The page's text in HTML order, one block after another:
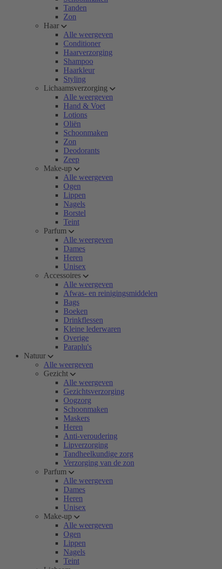
Tanden
Zon
Haar
Alle weergeven
Conditioner
Haarverzorging
Shampoo
Haarkleur
Styling
Lichaamsverzorging
Alle weergeven
Hand & Voet
Lotions
Oliën
Schoonmaken
Zon
Deodorants
Zeep
Make-up
Alle weergeven
Ogen
Lippen
Nagels
Borstel
Teint
Parfum
Alle weergeven
Dames
Heren
Unisex
Accessoires
Alle weergeven
Afwas- en reinigingsmiddelen
Bags
Boeken
Drinkflessen
Kleine lederwaren
Overige
Paraplu's
Natuur
Alle weergeven
Gezicht
Alle weergeven
Gezichtsverzorging
Oogzorg
Schoonmaken
Maskers
Heren
Anti-veroudering
Lipverzorging
Tandheelkundige zorg
Verzorging van de zon
Parfum
Alle weergeven
Dames
Heren
Unisex
Make-up
Alle weergeven
Ogen
Lippen
Nagels
Teint